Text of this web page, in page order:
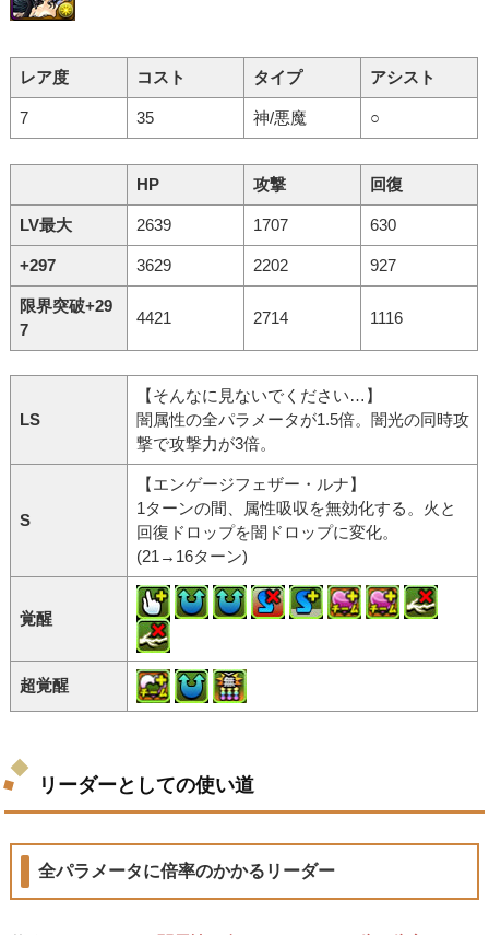
レア度 コスト タイプ アシスト
7 35 神/悪魔 ○
HP 攻撃 回復
LV最大 2639 1707 630
+297 3629 2202 927
限界突破+29
7
4421 2714 1116
LS
【そんなに見ないでください…】
闇属性の全パラメータが1.5倍。闇光の同時攻
撃で攻撃力が3倍。
S
【エンゲージフェザー・ルナ】
1ターンの間、属性吸収を無効化する。火と
回復ドロップを闇ドロップに変化。
(21→16ターン)
覚醒
超覚醒
リーダーとしての使い道
全パラメータに倍率のかかるリーダー